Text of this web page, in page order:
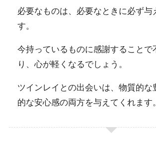
必要なものは、必要なときに必ず与
す。
今持っているものに感謝することで
り、心が軽くなるでしょう。
ツインレイとの出会いは、物質的な
的な安心感の両方を与えてくれます。